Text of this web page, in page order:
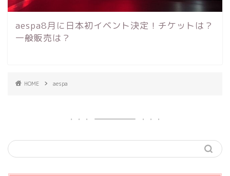
aespa8月に日本初イベント決定！チケットは？
一般販売は？
HOME aespa